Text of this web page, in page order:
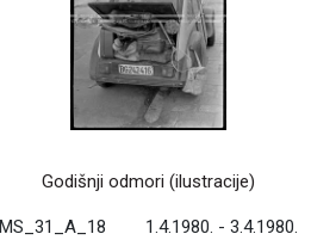
Godišnji odmori (ilustracije)
MS_31_A_18 1.4.1980. - 3.4.1980.